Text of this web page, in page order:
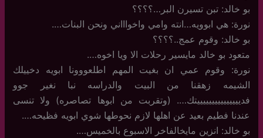
بو خالد: تبن تسيرن البر…؟؟؟؟
نورة: هي ابوويه…انته وامي واخواااني ونحن البنات….
بو خالد: وقوم عمج..؟؟؟؟
متعود بو خالد مايسير رحلات الا ويا اخوه….
نورة: وقوم عمي ان بغيت المهم اطلعووونا ابويه دخييلك
الشيمه زهقنا من البيت والدراسه نبا نغير جوو
فديييييييييييييييتك…. (وتقربت من ابوها تصاصره) ولا تنسى
عندنا فطيم بعيد عن اهلها لازم نحوطها شوي ابويه فظيحه….
بو خالد: انزين مايخالفاخر الاسبوع بالخميس….